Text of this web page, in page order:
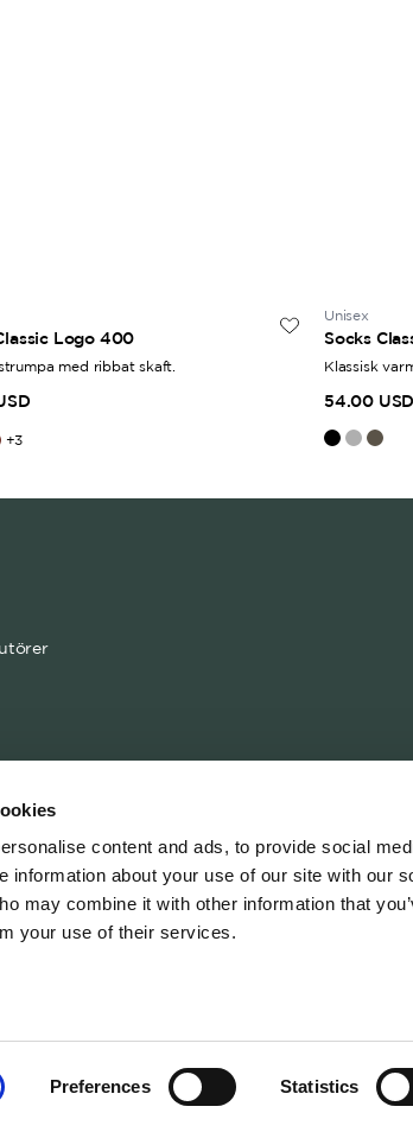
content and ads, to provide social
information about your use of our site with our
may combine it with other information that
your use of their services.
Preferences Statistics
Logo 400
med ribbat skaft.
+3
Unisex
Socks
Klassisk
54.00 USD